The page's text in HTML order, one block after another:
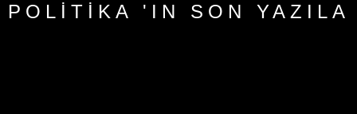
POLITIKA 'IN SON